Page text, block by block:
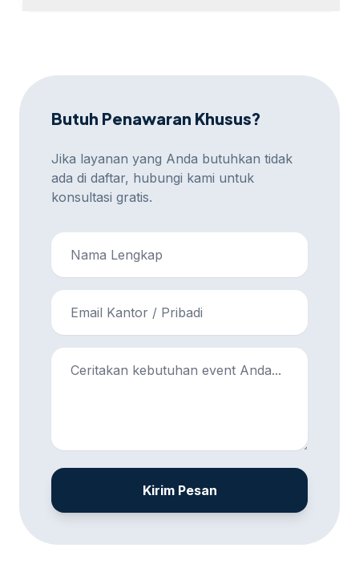
Butuh Penawaran Khusus?
Jika layanan yang Anda butuhkan tidak
ada di daftar, hubungi kami untuk
konsultasi gratis.
Kirim Pesan